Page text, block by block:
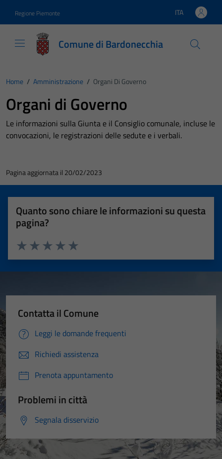
Regione Piemonte Lingua attiva:
ITA
Comune di Bardonecchia
Home / Amministrazione / Organi Di Governo
Organi di Governo
Le informazioni sulla Giunta e il Consiglio comunale, incluse le
convocazioni, le registrazioni delle sedute e i verbali.
Pagina aggiornata il 20/02/2023
Quanto sono chiare le informazioni su questa
pagina?
Valuta 5 stelle su 5
Valuta 4 stelle su 5
Valuta 3 stelle su 5
Valuta 2 stelle su 5
Valuta 1 stelle su 5
Contatta il Comune
Leggi le domande frequenti
Richiedi assistenza
Prenota appuntamento
Problemi in città
Segnala disservizio